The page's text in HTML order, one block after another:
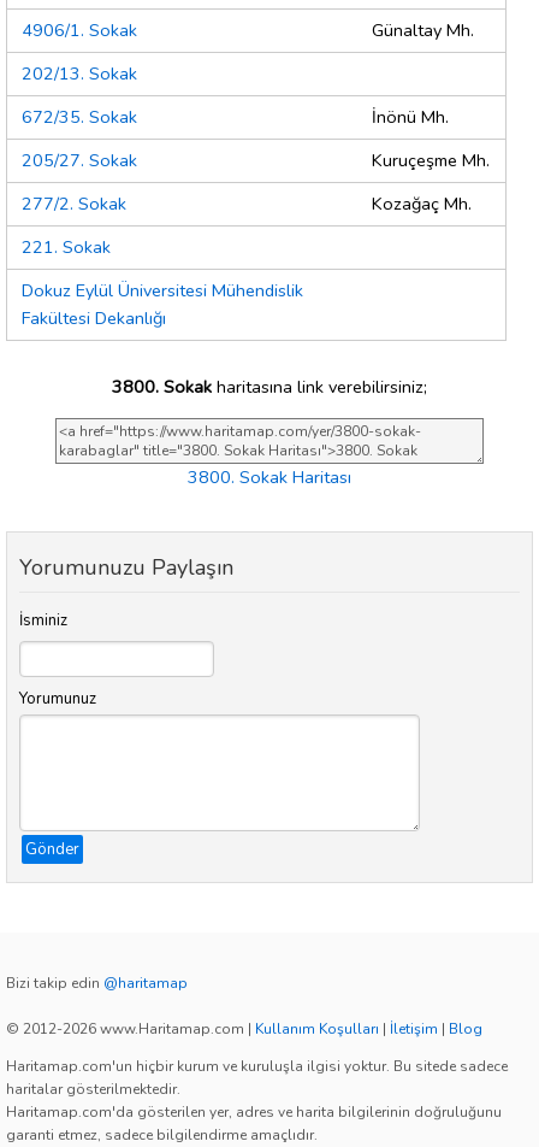
4906/1. Sokak
Günaltay Mh.
202/13. Sokak
672/35. Sokak
İnönü Mh.
205/27. Sokak
Kuruçeşme Mh.
277/2. Sokak
Kozağaç Mh.
221. Sokak
Dokuz Eylül Üniversitesi Mühendislik
Fakültesi Dekanlığı
3800. Sokak haritasına link verebilirsiniz;
3800. Sokak Haritası
Yorumunuzu Paylaşın
İsminiz
Yorumunuz
Gönder
Bizi takip edin @haritamap
© 2012-2026 www.Haritamap.com | Kullanım Koşulları | İletişim | Blog
Haritamap.com'un hiçbir kurum ve kuruluşla ilgisi yoktur. Bu sitede sadece
haritalar gösterilmektedir.
Haritamap.com'da gösterilen yer, adres ve harita bilgilerinin doğruluğunu
garanti etmez, sadece bilgilendirme amaçlıdır.